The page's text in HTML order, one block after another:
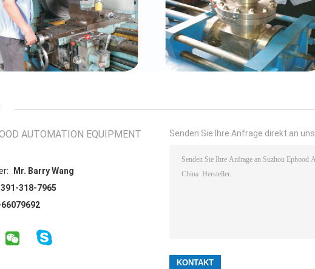
AUTOMATION EQUIPMENT
Mr. Barry Wang
318-7965
Senden Sie Ihre Anfrage direkt an uns